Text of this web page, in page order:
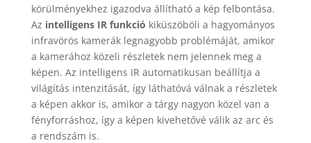
körülményekhez igazodva állítható a kép felbontása.
Az intelligens IR funkció kiküszöböli a hagyományos
infravörös kamerák legnagyobb problémáját, amikor
a kamerához közeli részletek nem jelennek meg a
képen. Az intelligens IR automatikusan beállítja a
világítás intenzitását, így láthatóvá válnak a részletek
a képen akkor is, amikor a tárgy nagyon közel van a
fényforráshoz, így a képen kivehetővé válik az arc és
a rendszám is.